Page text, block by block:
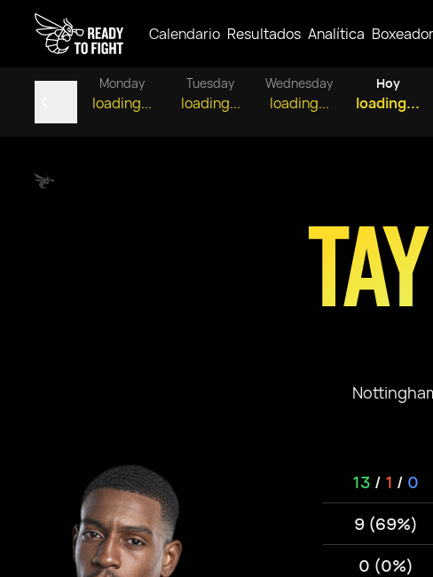
Calendario Resultados Analítica
Monday
loading...
Tuesday
loading...
Wednesday
loading...
Hoy
loading...
13 / 1 / 0
9 (69%)
0 (0%)